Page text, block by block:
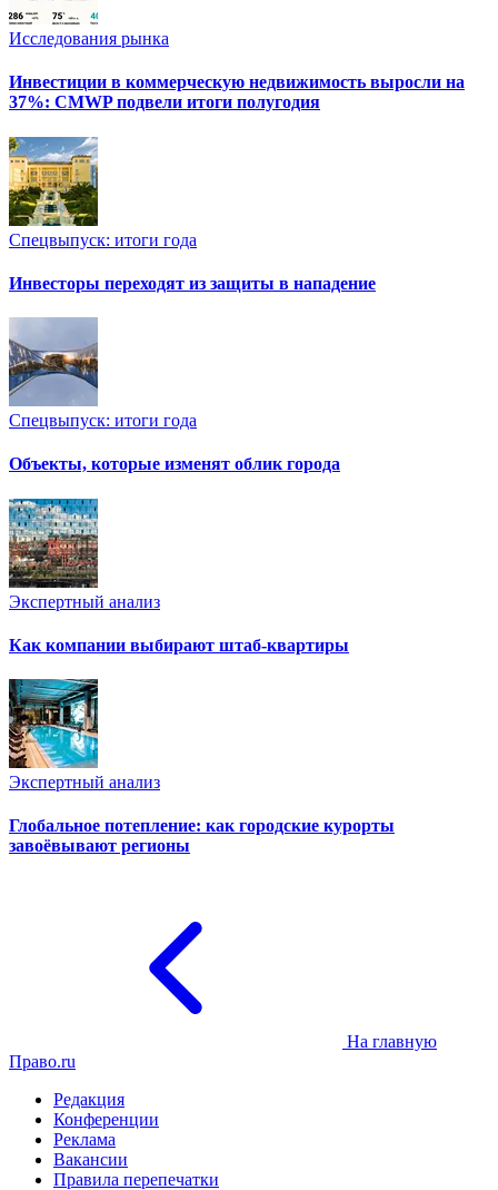
Исследования рынка
Инвестиции в коммерческую недвижимость выросли на
37%: CMWP подвели итоги полугодия
Спецвыпуск: итоги года
Инвесторы переходят из защиты в нападение
Спецвыпуск: итоги года
Объекты, которые изменят облик города
Экспертный анализ
Как компании выбирают штаб-квартиры
Экспертный анализ
Глобальное потепление: как городские курорты
завоёвывают регионы
На главную
Право.ru
Редакция
Конференции
Реклама
Вакансии
Правила перепечатки